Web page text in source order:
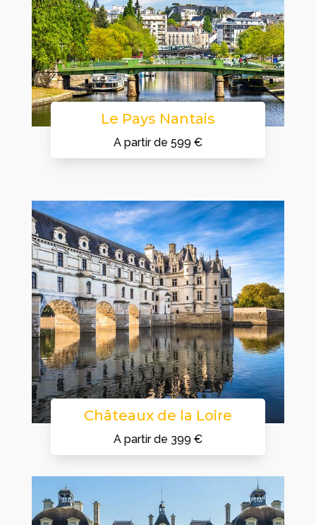
Le Pays Nantais
A partir de 599 €
Châteaux de la Loire
A partir de 399 €